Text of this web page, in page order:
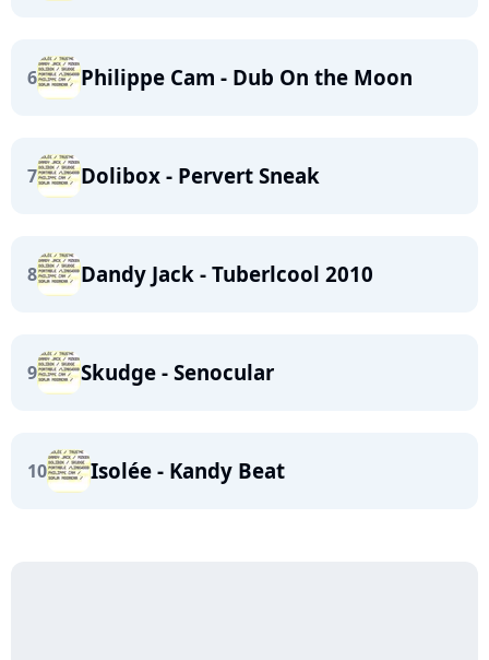
6 Philippe Cam - Dub On the Moon
7 Dolibox - Pervert Sneak
8 Dandy Jack - Tuberlcool 2010
9 Skudge - Senocular
10 Isolée - Kandy Beat